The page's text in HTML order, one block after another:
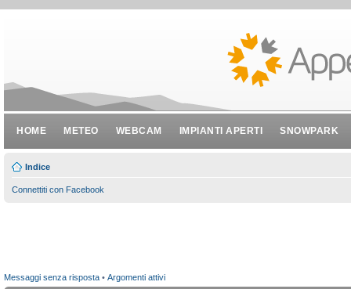
HOME METEO WEBCAM IMPIANTI APERTI SNOWPARK
Indice
Connettiti con Facebook
Messaggi senza risposta • Argomenti attivi